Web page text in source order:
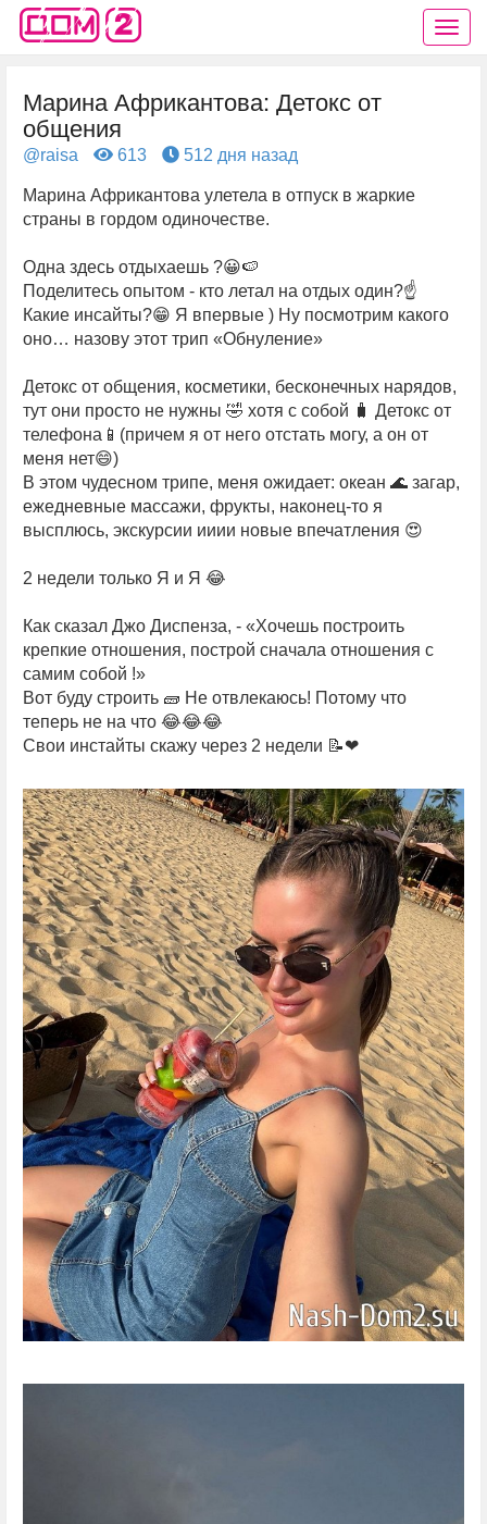
Марина Африкантова: Детокс от
общения
@raisa 613 512 дня назад
Марина Африкантова улетела в отпуск в жаркие
страны в гордом одиночестве.
Одна здесь отдыхаешь ?😀🍉
Поделитесь опытом - кто летал на отдых один?☝
Какие инсайты?😁 Я впервые ) Ну посмотрим какого
оно… назову этот трип «Обнуление»
Детокс от общения, косметики, бесконечных нарядов,
тут они просто не нужны 🤣 хотя с собой 🧳 Детокс от
телефона📱(причем я от него отстать могу, а он от
меня нет😄)
В этом чудесном трипе, меня ожидает: океан 🌊 загар,
ежедневные массажи, фрукты, наконец-то я
высплюсь, экскурсии ииии новые впечатления 😍
2 недели только Я и Я 😂
Как сказал Джо Диспенза, - «Хочешь построить
крепкие отношения, построй сначала отношения с
самим собой !»
Вот буду строить 🧱 Не отвлекаюсь! Потому что
теперь не на что 😂😂😂
Свои инстайты скажу через 2 недели 📝❤